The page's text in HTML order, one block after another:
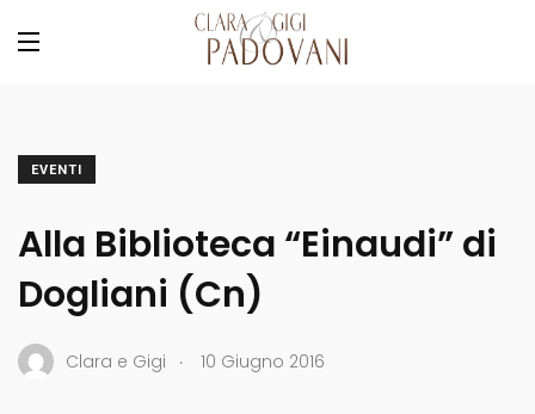
EVENTI
Alla Biblioteca “Einaudi” di
Dogliani (Cn)
Clara e Gigi . 10 Giugno 2016